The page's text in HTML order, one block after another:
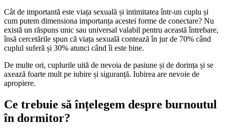
Cât de importantă este viața sexuală și intimitatea într-un cuplu și
cum putem dimensiona importanța acestei forme de conectare? Nu
există un răspuns unic sau universal valabil pentru această întrebare,
însă cercetările spun că viața sexuală contează în jur de 70% când
cuplul suferă și 30% atunci când îi este bine.
De multe ori, cuplurile uită de nevoia de pasiune și de dorința și se
axează foarte mult pe iubire și siguranță. Iubirea are nevoie de
apropiere.
Ce trebuie să înțelegem despre burnoutul
în dormitor?